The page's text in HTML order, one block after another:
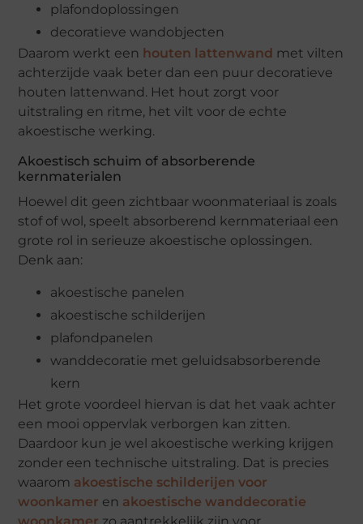
plafondoplossingen
decoratieve wandobjecten
Daarom werkt een houten lattenwand met vilten
achterzijde vaak beter dan een puur decoratieve
houten lattenwand. Het hout zorgt voor
uitstraling en ritme, het vilt voor de echte
akoestische werking.
Akoestisch schuim of absorberende
kernmaterialen
Hoewel dit geen zichtbaar woonmateriaal is zoals
stof of wol, speelt absorberend kernmateriaal een
grote rol in serieuze akoestische oplossingen.
Denk aan:
akoestische panelen
akoestische schilderijen
plafondpanelen
wanddecoratie met geluidsabsorberende
kern
Het grote voordeel hiervan is dat het vaak achter
een mooi oppervlak verborgen kan zitten.
Daardoor kun je wel akoestische werking krijgen
zonder een technische uitstraling. Dat is precies
waarom akoestische schilderijen voor
woonkamer en akoestische wanddecoratie